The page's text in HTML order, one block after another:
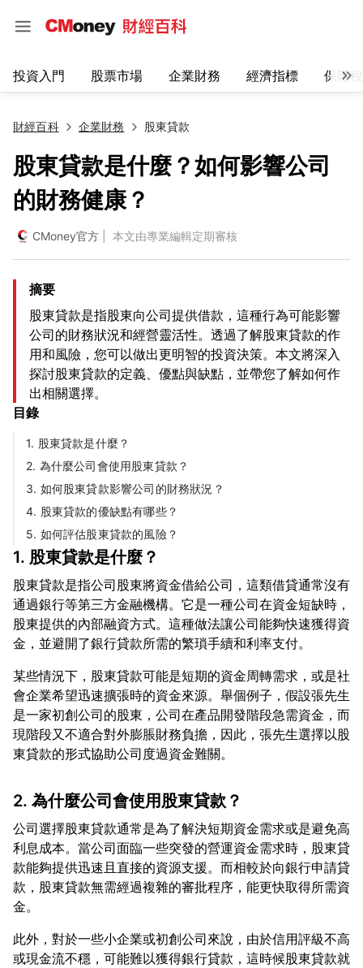
投資入門 股票市場 企業財務 經濟指標 保險
財經百科 企業財務 股東貸款
股東貸款是什麼？如何影響公司
的財務健康？
CMoney官方 | 本文由專業編輯定期審核
摘要
股東貸款是指股東向公司提供借款，這種行為可能影響
公司的財務狀況和經營靈活性。透過了解股東貸款的作
用和風險，您可以做出更明智的投資決策。本文將深入
探討股東貸款的定義、優點與缺點，並帶您了解如何作
出相關選擇。
目錄
1. 股東貸款是什麼？
2. 為什麼公司會使用股東貸款？
3. 如何股東貸款影響公司的財務狀況？
4. 股東貸款的優缺點有哪些？
5. 如何評估股東貸款的風險？
1. 股東貸款是什麼？
股東貸款是指公司股東將資金借給公司，這類借貸通常沒有
通過銀行等第三方金融機構。它是一種公司在資金短缺時，
股東提供的內部融資方式。這種做法讓公司能夠快速獲得資
某些情況下，股東貸款可能是短期的資金周轉需求，或是社
會企業希望迅速擴張時的資金來源。舉個例子，假設張先生
是一家初創公司的股東，公司在產品開發階段急需資金，而
現階段又不適合對外膨脹財務負擔，因此，張先生選擇以股
2. 為什麼公司會使用股東貸款？
公司選擇股東貸款通常是為了解決短期資金需求或是避免高
利息成本。當公司面臨一些突發的營運資金需求時，股東貸
款能夠提供迅速且直接的資源支援。而相較於向銀行申請貸
款，股東貸款無需經過複雜的審批程序，能更快取得所需資
此外，對於一些小企業或初創公司來說，由於信用評級不高
或現金流不穩，可能難以獲得銀行貸款，這時候股東貸款就